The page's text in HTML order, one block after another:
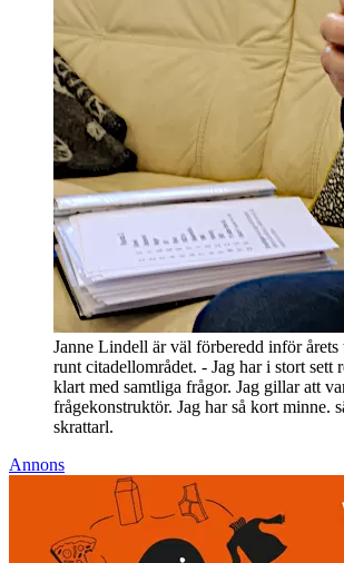
Janne Lindell är väl förberedd inför årets
runt citadellområdet. - Jag har i stort sett
klart med samtliga frågor. Jag gillar att
frågekonstruktör. Jag har så kort minne.
skrattarl.
Annons